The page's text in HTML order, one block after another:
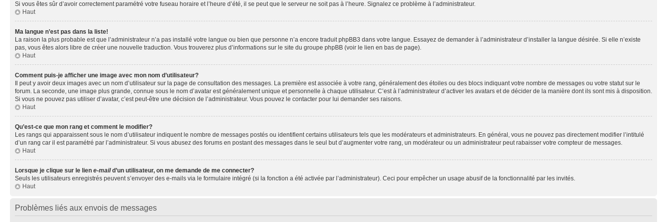
Si vous êtes sûr d’avoir correctement paramétré votre fuseau horaire et l’heure d’été, il se peut que le serveur ne soit pas à l’heure. Signalez ce problème à l’administrateur.
Haut
Ma langue n’est pas dans la liste!
La raison la plus probable est que l’administrateur n’a pas installé votre langue ou bien que personne n’a encore traduit phpBB3 dans votre langue. Essayez de demander à l’administrateur d’installer la langue désirée. Si elle n’existe
pas, vous êtes alors libre de créer une nouvelle traduction. Vous trouverez plus d’informations sur le site du groupe phpBB (voir le lien en bas de page).
Haut
Comment puis-je afficher une image avec mon nom d’utilisateur?
Il peut y avoir deux images avec un nom d’utilisateur sur la page de consultation des messages. La première est associée à votre rang, généralement des étoiles ou des blocs indiquant votre nombre de messages ou votre statut sur le
forum. La seconde, une image plus grande, connue sous le nom d’avatar est généralement unique et personnelle à chaque utilisateur. C’est à l’administrateur d’activer les avatars et de décider de la manière dont ils sont mis à disposition.
Si vous ne pouvez pas utiliser d’avatar, c’est peut-être une décision de l’administrateur. Vous pouvez le contacter pour lui demander ses raisons.
Haut
Qu’est-ce que mon rang et comment le modifier?
Les rangs qui apparaissent sous le nom d’utilisateur indiquent le nombre de messages postés ou identifient certains utilisateurs tels que les modérateurs et administrateurs. En général, vous ne pouvez pas directement modifier l’intitulé
d’un rang car il est paramétré par l’administrateur. Si vous abusez des forums en postant des messages dans le seul but d’augmenter votre rang, un modérateur ou un administrateur peut rabaisser votre compteur de messages.
Haut
Lorsque je clique sur le lien e-maild’un utilisateur, on me demande de me connecter?
Seuls les utilisateurs enregistrés peuvent s’envoyer des e-mails via le formulaire intégré (si la fonction a été activée par l’administrateur). Ceci pour empêcher un usage abusif de la fonctionnalité par les invités.
Haut
Problèmes liés aux envois de messages